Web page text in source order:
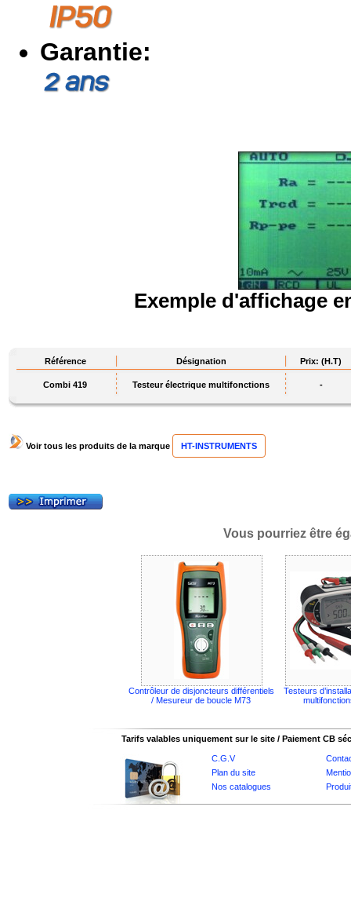
Garantie:
Exemple d'affichage
Référence Désignation Prix: (H.T)
Combi 419 Testeur électrique multifonctions -
Voir tous les produits de la marque HT-INSTRUMENTS
Vous pourriez être
Contrôleur de disjoncteurs différentiels
/ Mesureur de boucle M73
Testeurs
Tarifs valables uniquement sur le site / Paiement CB
C.G.V
Plan du site
Nos catalogues